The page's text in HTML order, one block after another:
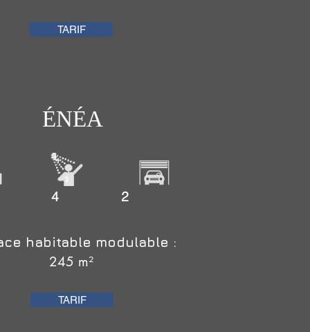
TARIF
ÉNÉA
4 2
habitable modulable :
245 m²
TARIF